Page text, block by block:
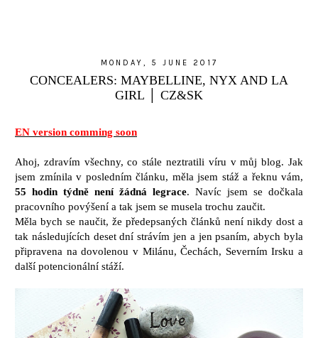
MONDAY, 5 JUNE 2017
CONCEALERS: MAYBELLINE, NYX AND LA
GIRL │ CZ&SK
EN version comming soon
Ahoj, zdravím všechny, co stále neztratili víru v můj blog. Jak
jsem zmínila v posledním článku, měla jsem stáž a řeknu vám,
55 hodin týdně není žádná legrace. Navíc jsem se dočkala
pracovního povýšení a tak jsem se musela trochu zaučit.
Měla bych se naučit, že předepsaných článků není nikdy dost a
tak následujících deset dní strávím jen a jen psaním, abych byla
připravena na dovolenou v Milánu, Čechách, Severním Irsku a
další potencionální stáží.